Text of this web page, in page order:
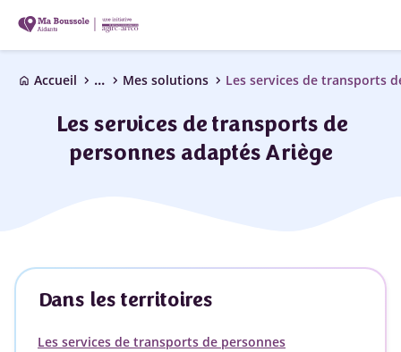
home Accueil chevron_right ... chevron_right Mes solutions chevron_right
Les services de transports de
personnes adaptés Ariège
Dans les territoires
Les services de transports de personnes